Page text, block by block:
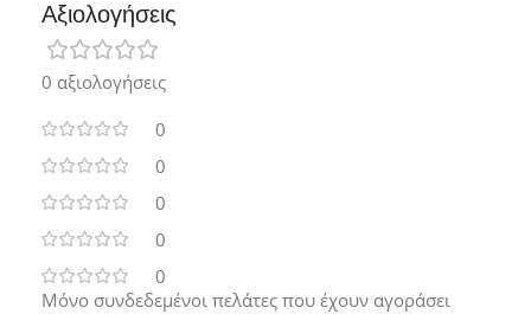
Αξιολογήσεις
0 αξιολογήσεις
0
0
0
0
0
Μόνο συνδεδεμένοι πελάτες που έχουν αγοράσει